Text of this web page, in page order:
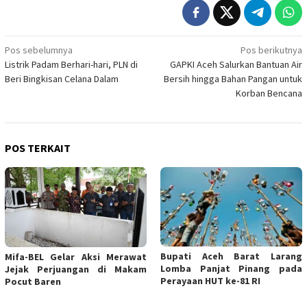
Navigasi
pos
Pos sebelumnya
Listrik Padam Berhari-hari, PLN di
Beri Bingkisan Celana Dalam
Pos berikutnya
GAPKI Aceh Salurkan Bantuan Air
Bersih hingga Bahan Pangan untuk
Korban Bencana
POS TERKAIT
Mifa-BEL Gelar Aksi Merawat
Jejak Perjuangan di Makam
Pocut Baren
Bupati Aceh Barat Larang
Lomba Panjat Pinang pada
Perayaan HUT ke-81 RI